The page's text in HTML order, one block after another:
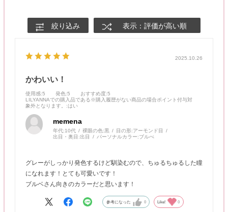
絞り込み 表示：評価が高い順
2025.10.26
かわいい！
使用感:5 発色:5 おすすめ度:5
LILYANNAでの購入品である※購入履歴がない商品の場合ポイント付与対
象外となります。
:はい
memena
年代:10代 裸眼の色:黒 目の形:アーモンド目
出目・奥目:出目 パーソナルカラー:ブルべ
グレーがしっかり発色するけど馴染むので、ちゅるちゅるした瞳
になれます！とても可愛いです！
ブルベさん向きのカラーだと思います！
参考になった 0 Like! 0